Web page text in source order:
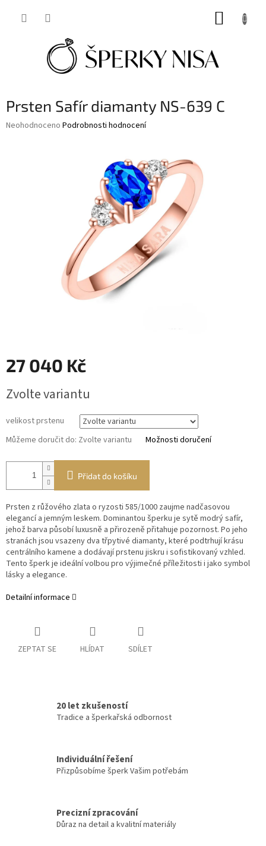
Prsten Safír diamanty NS-639 C
Průměrné
Neohodnoceno Podrobnosti hodnocení
27 040 Kč
cena:
Zvolte variantu
velikost prstenu
Můžeme doručit do: Zvolte variantu Možnosti doručení
Přidat do košíku
Prsten z růžového zlata o ryzosti 585/1000 zaujme nadčasovou
elegancí a jemným leskem. Dominantou šperku je sytě modrý safír,
jehož barva působí luxusně a přirozeně přitahuje pozornost. Po jeho
stranách jsou vsazeny dva třpytivé diamanty, které podtrhují krásu
centrálního kamene a dodávají prstenu jiskru i sofistikovaný vzhled.
Tento šperk je ideální volbou pro výjimečné příležitosti i jako symbol
lásky a elegance.
Detailní informace
ZEPTAT SE HLÍDAT SDÍLET
20 let zkušeností
Tradice a šperkařská odbornost
Individuální řešení
Přizpůsobíme šperk Vašim potřebám
Precizní zpracování
Důraz na detail a kvalitní materiály